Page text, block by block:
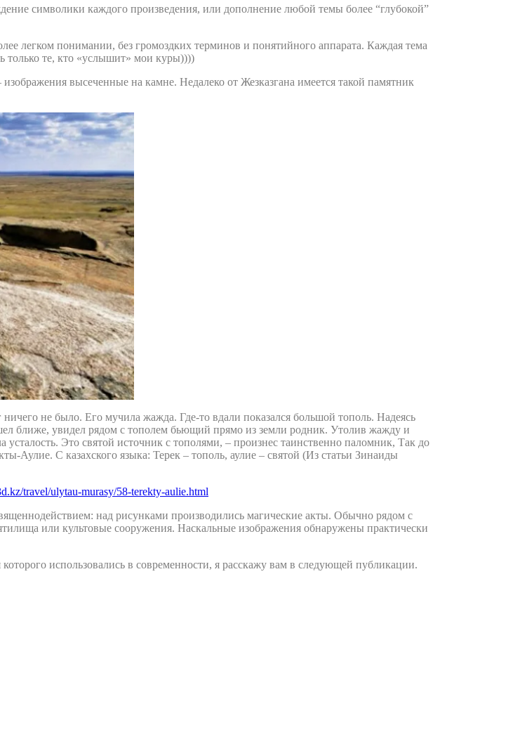
символики каждого произведения, или дополнение любой темы более “глубокой”
легком понимании, без громоздких терминов и понятийного аппарата. Каждая тема
только те, кто «услышит» мои куры))))
высеченные на камне. Недалеко от Жезказгана имеется такой памятник
не было. Его мучила жажда. Где-то вдали показался большой тополь. Надеясь
ближе, увидел рядом с тополем бьющий прямо из земли родник. Утолив жажду и
Это святой источник с тополями, – произнес таинственно паломник, Так до
Аулие. С казахского языка: Терек – тополь, аулие – святой (Из статьи Зинаиды
travel/ulytau-murasy/58-terekty-aulie.html
над рисунками производились магические акты. Обычно рядом с
или культовые сооружения. Наскальные изображения обнаружены практически
использовались в современности, я расскажу вам в следующей публикации.